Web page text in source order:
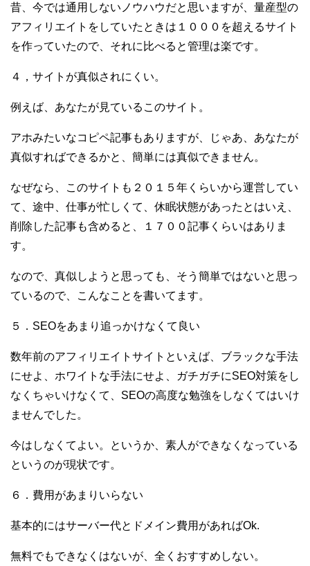
昔、今では通用しないノウハウだと思いますが、量産型の
アフィリエイトをしていたときは１０００を超えるサイト
を作っていたので、それに比べると管理は楽です。
４，サイトが真似されにくい。
例えば、あなたが見ているこのサイト。
アホみたいなコピペ記事もありますが、じゃあ、あなたが
真似すればできるかと、簡単には真似できません。
なぜなら、このサイトも２０１５年くらいから運営してい
て、途中、仕事が忙しくて、休眠状態があったとはいえ、
削除した記事も含めると、１７００記事くらいはありま
す。
なので、真似しようと思っても、そう簡単ではないと思っ
ているので、こんなことを書いてます。
５．SEOをあまり追っかけなくて良い
数年前のアフィリエイトサイトといえば、ブラックな手法
にせよ、ホワイトな手法にせよ、ガチガチにSEO対策をし
なくちゃいけなくて、SEOの高度な勉強をしなくてはいけ
ませんでした。
今はしなくてよい。というか、素人ができなくなっている
というのが現状です。
６．費用があまりいらない
基本的にはサーバー代とドメイン費用があればOk.
無料でもできなくはないが、全くおすすめしない。